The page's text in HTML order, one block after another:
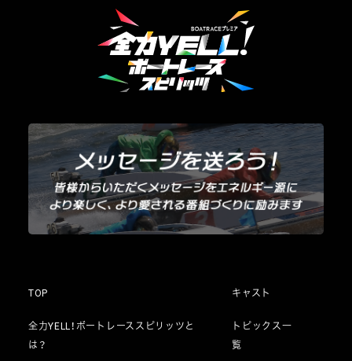
TOP
全力YELL！ボートレーススピリッツと
は？
キャスト
トピックス一
覧